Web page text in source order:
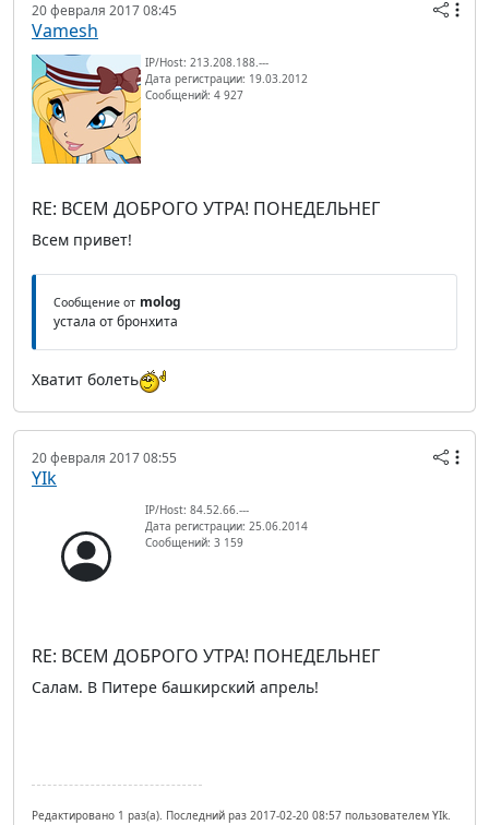
20 февраля 2017 08:45
Vamesh
IP/Host: 213.208.188.---
Дата регистрации: 19.03.2012
Сообщений: 4 927
RE: ВСЕМ ДОБРОГО УТРА! ПОНЕДЕЛЬНЕГ
Всем привет!
Сообщение от molog
устала от бронхита
Хватит болеть
20 февраля 2017 08:55
YIk
IP/Host: 84.52.66.---
Дата регистрации: 25.06.2014
Сообщений: 3 159
RE: ВСЕМ ДОБРОГО УТРА! ПОНЕДЕЛЬНЕГ
Салам. В Питере башкирский апрель!
Редактировано 1 раз(а). Последний раз 2017-02-20 08:57 пользователем YIk.